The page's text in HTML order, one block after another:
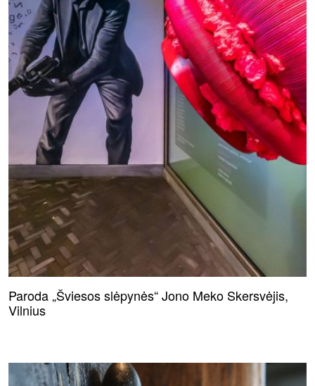
Paroda „Šviesos slėpynės“ Jono Meko Skersvėjis,
Vilnius